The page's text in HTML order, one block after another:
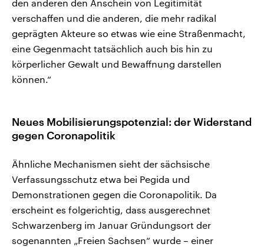
den anderen den Anschein von Legitimität
verschaffen und die anderen, die mehr radikal
geprägten Akteure so etwas wie eine Straßenmacht,
eine Gegenmacht tatsächlich auch bis hin zu
körperlicher Gewalt und Bewaffnung darstellen
können.“
Neues Mobilisierungspotenzial: der Widerstand
gegen Coronapolitik
Ähnliche Mechanismen sieht der sächsische
Verfassungsschutz etwa bei Pegida und
Demonstrationen gegen die Coronapolitik. Da
erscheint es folgerichtig, dass ausgerechnet
Schwarzenberg im Januar Gründungsort der
sogenannten „Freien Sachsen“ wurde – einer